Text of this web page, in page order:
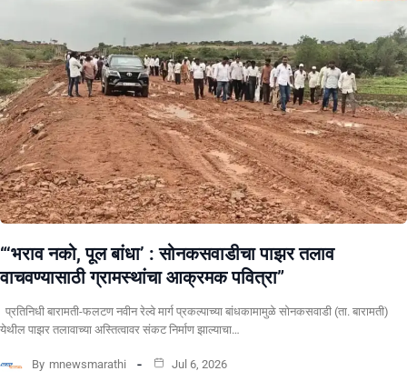
“‘भराव नको, पूल बांधा’ : सोनकसवाडीचा पाझर तलाव
वाचवण्यासाठी ग्रामस्थांचा आक्रमक पवित्रा”
प्रतिनिधी बारामती-फलटण नवीन रेल्वे मार्ग प्रकल्पाच्या बांधकामामुळे सोनकसवाडी (ता. बारामती)
येथील पाझर तलावाच्या अस्तित्वावर संकट निर्माण झाल्याचा…
By mnewsmarathi Jul 6, 2026